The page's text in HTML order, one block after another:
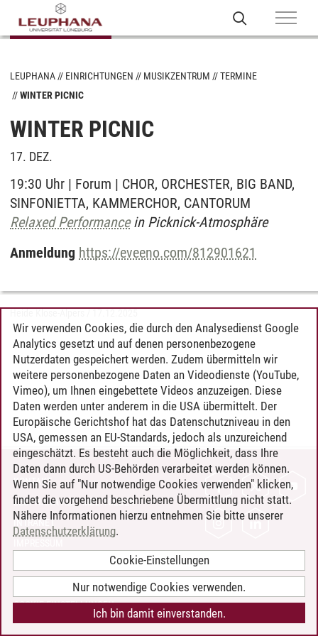
LEUPHANA EINRICHTUNGEN MUSIKZENTRUM
TERMINE
WINTER PICNIC
WINTER PICNIC
17. DEZ.
19:30 Uhr | Forum | CHOR, ORCHESTER, BIG BAND,
SINFONIETTA, KAMMERCHOR, CANTORUM
Relaxed Performancein Picknick-Atmosphäre
Anmeldung https://eveeno.com/812901621
KONTAKT
LEUPHANA ALS ARBEITGEBER
INTRANET
BARRIEREFREIHEIT
COOKIE-EINSTELLUNGEN
Wir verwenden Cookies, die durch den Analysedienst Google
Analytics gesetzt und auf denen personenbezogene
Nutzerdaten gespeichert werden. Zudem übermitteln wir
weitere personenbezogene Daten an Videodienste (YouTube,
Vimeo), um Ihnen eingebettete Videos anzuzeigen. Diese
Daten werden unter anderem in die USA übermittelt. Der
Europäische Gerichtshof hat das Datenschutzniveau in den
USA, gemessen an EU-Standards, jedoch als unzureichend
eingeschätzt. Es besteht auch die Möglichkeit, dass Ihre
Daten dann durch US-Behörden verarbeitet werden können.
Wenn Sie auf "Nur notwendige Cookies verwenden" klicken,
findet die vorgehend beschriebene Übermittlung nicht statt.
Nähere Informationen hierzu entnehmen Sie bitte unserer
Datenschutzerklärung.
Cookie-Einstellungen
Nur notwendige Cookies verwenden.
Ich bin damit einverstanden.